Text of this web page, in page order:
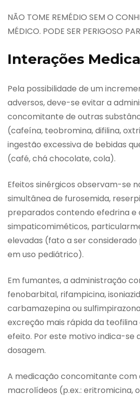
NÃO TOME REMÉDIO SEM O
MÉDICO. PODE SER PERIGOSO
Interações
Pela possibilidade de um
adversos, deve-se evitar a
concomitante de outras
(cafeína, teobromina, difilina,
ingestão excessiva de bebidas
(café, chá chocolate, cola).
Efeitos sinérgicos observam-se
simultânea de furosemida,
preparados contendo efedrina e
simpaticomiméticos,
elevadas (fato a ser
em uso pediátrico).
Em fumantes, a administração
fenobarbital, rifampicina,
carbamazepina ou
excreção mais rápida da teofilina
efeito. Por este motivo indica-se
dosagem.
A medicação concomitante com
macrolídeos (p.ex.: eritromicina,